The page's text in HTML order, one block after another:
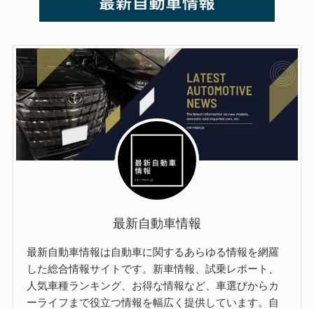
最新自動車情報
最新自動車情報は自動車に関するあらゆる情報を網羅
した総合情報サイトです。新車情報、試乗レポート、
人気車種ランキング、お得な情報など、車選びからカ
ーライフまで役立つ情報を幅広く提供しています。自